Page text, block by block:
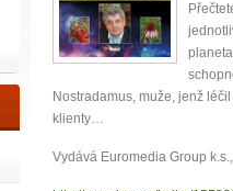
Nostradamus, muže, jenž
klienty…
Vydává Euromedia Group